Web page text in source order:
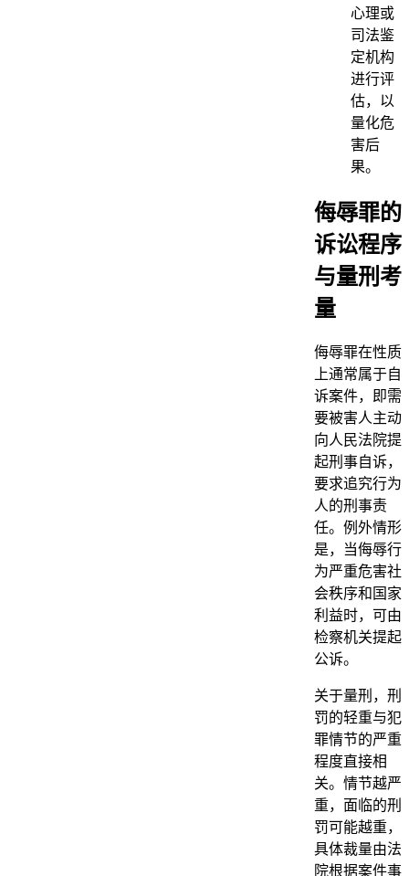
心理或
司法鉴
定机构
进行评
估，以
量化危
害后
果。
侮辱罪的
诉讼程序
与量刑考
量
侮辱罪在性质
上通常属于自
诉案件，即需
要被害人主动
向人民法院提
起刑事自诉，
要求追究行为
人的刑事责
任。例外情形
是，当侮辱行
为严重危害社
会秩序和国家
利益时，可由
检察机关提起
公诉。
关于量刑，刑
罚的轻重与犯
罪情节的严重
程度直接相
关。情节越严
重，面临的刑
罚可能越重，
具体裁量由法
院根据案件事